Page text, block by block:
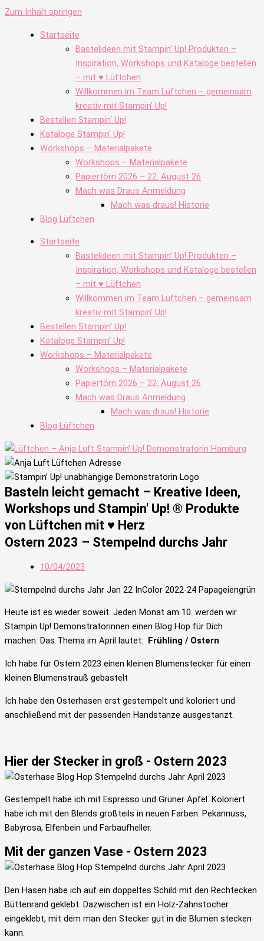
Zum Inhalt springen
Startseite
Bastelideen mit Stampin’ Up! Produkten –
Inspiration, Workshops und Kataloge bestellen
– mit ♥ Lüftchen
Willkommen im Team Lüftchen – gemeinsam
kreativ mit Stampin’ Up!
Bestellen Stampin‘ Up!
Kataloge Stampin‘ Up!
Workshops – Materialpakete
Workshops – Materialpakete
Papiertörn 2026 – 22. August 26
Mach was Draus Anmeldung
Mach was draus! Historie
Blog Lüftchen
Startseite
Bastelideen mit Stampin’ Up! Produkten –
Inspiration, Workshops und Kataloge bestellen
– mit ♥ Lüftchen
Willkommen im Team Lüftchen – gemeinsam
kreativ mit Stampin’ Up!
Bestellen Stampin‘ Up!
Kataloge Stampin‘ Up!
Workshops – Materialpakete
Workshops – Materialpakete
Papiertörn 2026 – 22. August 26
Mach was Draus Anmeldung
Mach was draus! Historie
Blog Lüftchen
Basteln leicht gemacht – Kreative Ideen,
Workshops und Stampin' Up! ® Produkte
von Lüftchen mit ♥ Herz
Ostern 2023 – Stempelnd durchs Jahr
10/04/2023
Heute ist es wieder soweit. Jeden Monat am 10. werden wir
Stampin Up! Demonstratorinnen einen Blog Hop für Dich
machen. Das Thema im April lautet: Frühling / Ostern
Ich habe für Ostern 2023 einen kleinen Blumenstecker für einen
kleinen Blumenstrauß gebastelt
Ich habe den Osterhasen erst gestempelt und koloriert und
anschließend mit der passenden Handstanze ausgestanzt.
Hier der Stecker in groß - Ostern 2023
Gestempelt habe ich mit Espresso und Grüner Apfel. Koloriert
habe ich mit den Blends großteils in neuen Farben: Pekannuss,
Babyrosa, Elfenbein und Farbaufheller.
Mit der ganzen Vase - Ostern 2023
Den Hasen habe ich auf ein doppeltes Schild mit den Rechtecken
Büttenrand geklebt. Dazwischen ist ein Holz-Zahnstocher
eingeklebt, mit dem man den Stecker gut in die Blumen stecken
kann.